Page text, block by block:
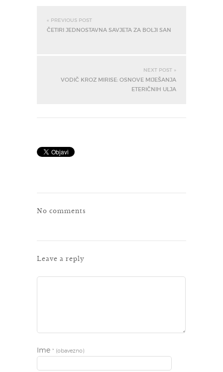
« PREVIOUS POST
ČETIRI JEDNOSTAVNA SAVJETA ZA BOLJI SAN
NEXT POST »
VODIČ KROZ MIRISE: OSNOVE MIJEŠANJA
ETERIČNIH ULJA
No comments
Leave a reply
Ime * (obavezno)